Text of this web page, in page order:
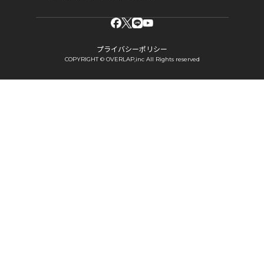
プライバシーポリシー
COPYRIGHT © OVERLAP,inc All Rights reserved